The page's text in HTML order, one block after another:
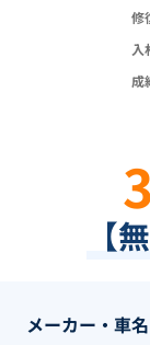
修
入
成
【
メーカー・車名